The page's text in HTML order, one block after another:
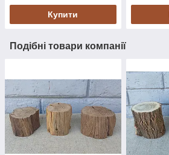
Купити
Подібні товари компанії